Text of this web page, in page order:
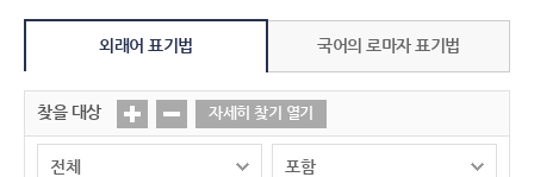
외래어 표기법 국어의 로마자 표기법
찾을 대상 자세히 찾기 열기